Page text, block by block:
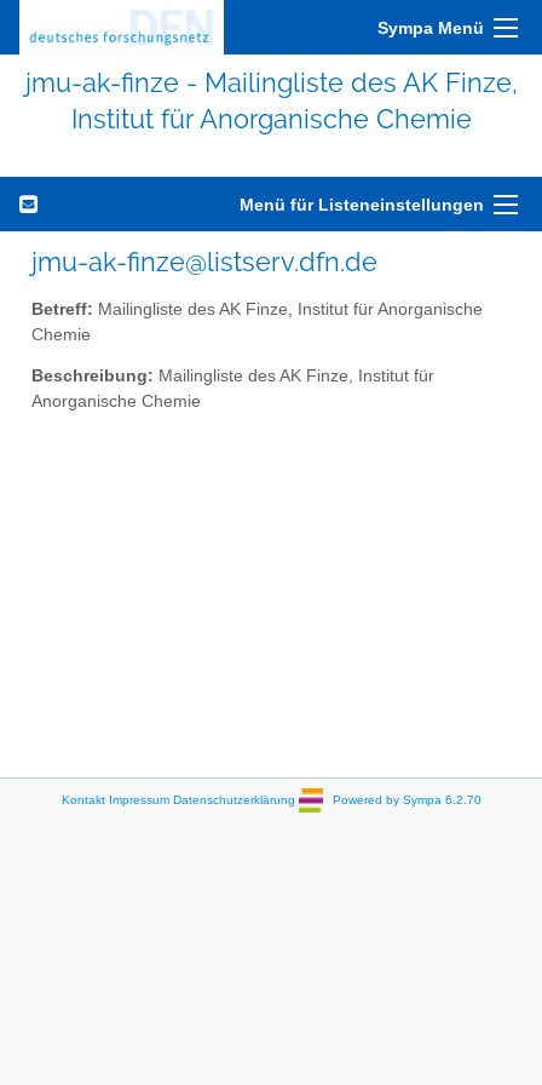
Sympa Menü
jmu-ak-finze - Mailingliste des AK Finze,
Institut für Anorganische Chemie
Menü für Listeneinstellungen
jmu-ak-finze@listserv.dfn.de
Betreff: Mailingliste des AK Finze, Institut für Anorganische
Chemie
Beschreibung: Mailingliste des AK Finze, Institut für
Anorganische Chemie
Kontakt Impressum Datenschutzerklärung Powered by Sympa 6.2.70